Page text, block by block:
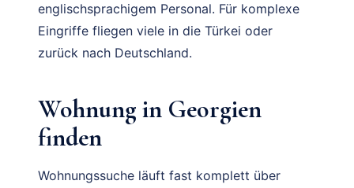
englischsprachigem Personal. Für komplexe
Eingriffe fliegen viele in die Türkei oder
zurück nach Deutschland.
Wohnung in Georgien
finden
Wohnungssuche läuft fast komplett über